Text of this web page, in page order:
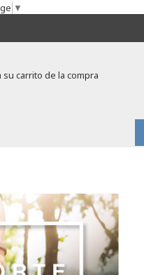
▼
carrito de la compra